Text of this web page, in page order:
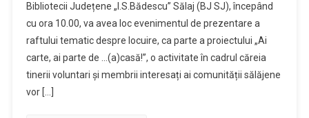
Bibliotecii Județene „I.S.Bădescu” Sălaj (BJ SJ), începând
cu ora 10.00, va avea loc evenimentul de prezentare a
raftului tematic despre locuire, ca parte a proiectului „Ai
carte, ai parte de …(a)casă!”, o activitate în cadrul căreia
tinerii voluntari și membrii interesați ai comunității sălăjene
vor […]